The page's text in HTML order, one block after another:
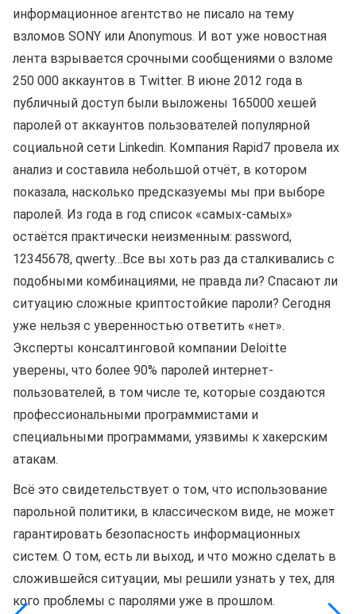
информационное агентство не писало на тему
взломов SONY или Anonymous. И вот уже новостная
лента взрывается срочными сообщениями о взломе
250 000 аккаунтов в Twitter. В июне 2012 года в
публичный доступ были выложены 165000 хешей
паролей от аккаунтов пользователей популярной
социальной сети Linkedin. Компания Rapid7 провела их
анализ и составила небольшой отчёт, в котором
показала, насколько предсказуемы мы при выборе
паролей. Из года в год список «самых-самых»
остаётся практически неизменным: password,
12345678, qwerty…Все вы хоть раз да сталкивались с
подобными комбинациями, не правда ли? Спасают ли
ситуацию сложные криптостойкие пароли? Сегодня
уже нельзя с уверенностью ответить «нет».
Эксперты консалтинговой компании Deloitte
уверены, что более 90% паролей интернет-
пользователей, в том числе те, которые создаются
профессиональными программистами и
специальными программами, уязвимы к хакерским
атакам.
Всё это свидетельствует о том, что использование
парольной политики, в классическом виде, не может
гарантировать безопасность информационных
систем. О том, есть ли выход, и что можно сделать в
сложившейся ситуации, мы решили узнать у тех, для
кого проблемы с паролями уже в прошлом.